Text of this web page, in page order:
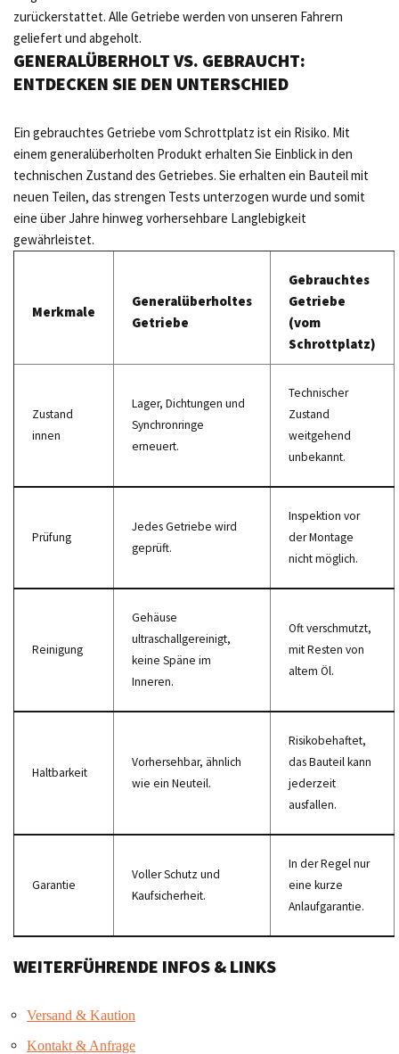
zurückerstattet. Alle Getriebe werden von unseren Fahrern
geliefert und abgeholt.
GENERALÜBERHOLT VS. GEBRAUCHT:
ENTDECKEN SIE DEN UNTERSCHIED
Ein gebrauchtes Getriebe vom Schrottplatz ist ein Risiko. Mit
einem generalüberholten Produkt erhalten Sie Einblick in den
technischen Zustand des Getriebes. Sie erhalten ein Bauteil mit
neuen Teilen, das strengen Tests unterzogen wurde und somit
eine über Jahre hinweg vorhersehbare Langlebigkeit
gewährleistet.
Merkmale
Generalüberholtes
Getriebe
Gebrauchtes
Getriebe
(vom
Schrottplatz)
Zustand
innen
Lager, Dichtungen und
Synchronringe
erneuert.
Technischer
Zustand
weitgehend
unbekannt.
Prüfung
Jedes Getriebe wird
geprüft.
Inspektion vor
der Montage
nicht möglich.
Reinigung
Gehäuse
ultraschallgereinigt,
keine Späne im
Inneren.
Oft verschmutzt,
mit Resten von
altem Öl.
Haltbarkeit
Vorhersehbar, ähnlich
wie ein Neuteil.
Risikobehaftet,
das Bauteil kann
jederzeit
ausfallen.
Garantie
Voller Schutz und
Kaufsicherheit.
In der Regel nur
eine kurze
Anlaufgarantie.
WEITERFÜHRENDE INFOS & LINKS
Versand & Kaution
Kontakt & Anfrage